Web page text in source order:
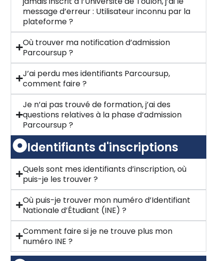
message d’erreur : Utilisateur inconnu par la
plateforme ?
Où trouver ma notification d’admission
Parcoursup ?
J’ai perdu mes identifiants Parcoursup,
comment faire ?
Je n’ai pas trouvé de formation, j’ai des
questions relatives à la phase d’admission
Parcoursup ?
Identifiants d'inscriptions
Quels sont mes identifiants d’inscription, où
puis-je les trouver ?
Où puis-je trouver mon numéro d’Identifiant
Nationale d’Étudiant (INE) ?
Comment faire si je ne trouve plus mon
numéro INE ?